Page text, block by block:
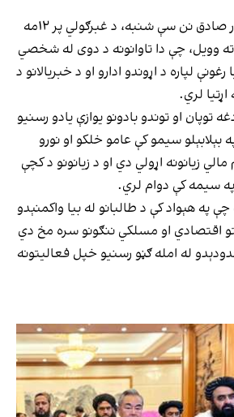
د راډیوګانو مسوول انور صادق نن سې شنبه، د غبرګولي پر ۱۲مه
وویل، چې دا تاوانونه د دوی له شخصي
رغونې لپاره د اړوندو ادارو او د خبریالانو د
اړتیا لري.
توپان او توندو بادونو یوازې یادو رسنیو
سیمو کې عامو خلکو او نورو
زیانونه اړولي دي او د زیانونو د کچې
په سیمه کې دوام لري.
په هېواد کې د طالبانو له بیا واکمنېدو
اقتصادي او مسلکي ننګونو سره مخ دي
له امله ګڼو رسنیو خپل فعالیتونه